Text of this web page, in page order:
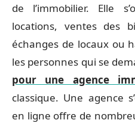
de l’immobilier. Elle
locations, ventes des
échanges de locaux ou
les personnes qui se
pour une agence
classique. Une agence
en ligne offre de